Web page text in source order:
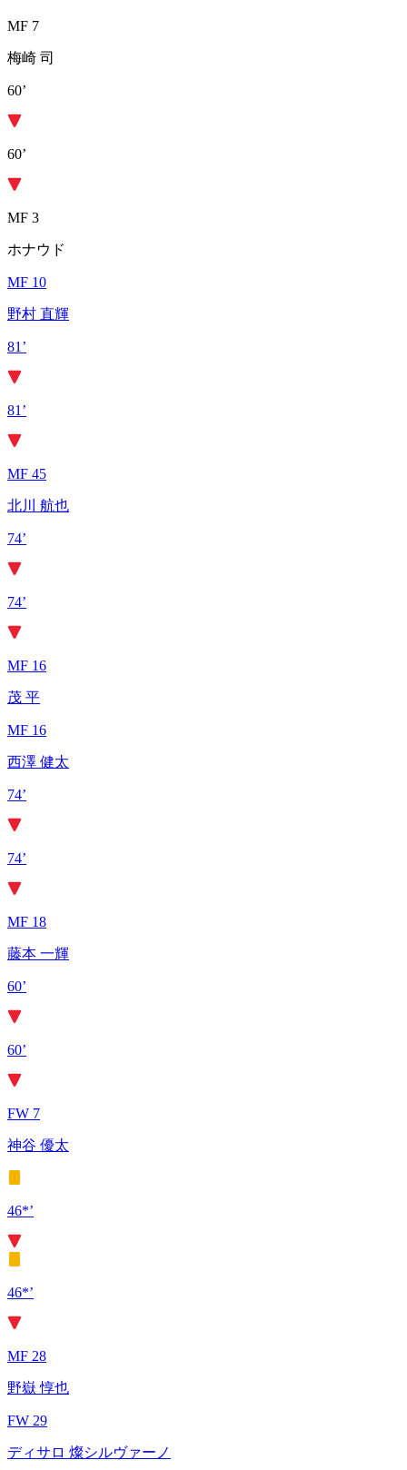
MF 7
梅崎 司
60’
60’
MF 3
ホナウド
MF 10
野村 直輝
81’
81’
MF 45
北川 航也
74’
74’
MF 16
茂 平
MF 16
西澤 健太
74’
74’
MF 18
藤本 一輝
60’
60’
FW 7
神谷 優太
46*’
46*’
MF 28
野嶽 惇也
FW 29
ディサロ 燦シルヴァーノ